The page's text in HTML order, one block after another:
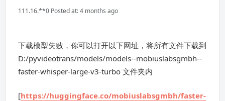
111.16.**0 Posted at: 4 months ago
下载模型失败，你可以打开以下网址，将所有文件下载到
D:/pyvideotrans/models/models--mobiuslabsgmbh--
faster-whisper-large-v3-turbo 文件夹内
[https://huggingface.co/mobiuslabsgmbh/faster-